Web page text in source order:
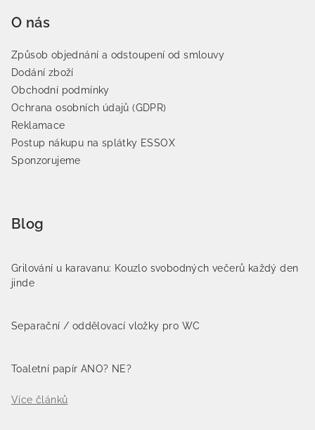
O nás
Způsob objednání a odstoupení od smlouvy
Dodání zboží
Obchodní podmínky
Ochrana osobních údajů (GDPR)
Reklamace
Postup nákupu na splátky ESSOX
Sponzorujeme
Blog
Grilování u karavanu: Kouzlo svobodných večerů každý den
jinde
Separační / oddělovací vložky pro WC
Toaletní papír ANO? NE?
Více článků